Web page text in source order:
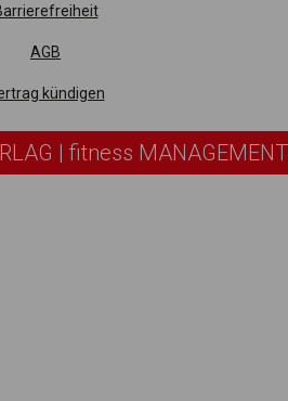
AGB
kündigen
| fitness MANAGEMENT